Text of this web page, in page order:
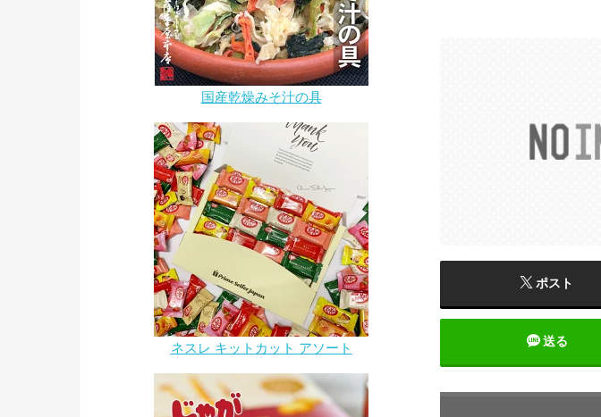
ポスト
送る
国産乾燥みそ汁の具
ネスレ キットカット アソート